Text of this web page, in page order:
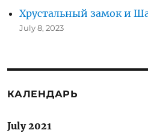
Хрустальный замок и
July 8, 2023
КАЛЕНДАРЬ
July 2021